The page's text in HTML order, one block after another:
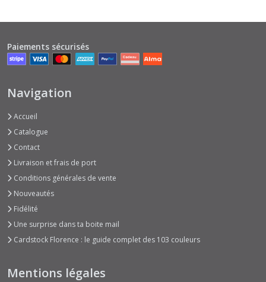
Paiements sécurisés
Navigation
Accueil
Catalogue
Contact
Livraison et frais de port
Conditions générales de vente
Nouveautés
Fidélité
Une surprise dans ta boite mail
Cardstock Florence : le guide complet des 103 couleurs
Mentions légales